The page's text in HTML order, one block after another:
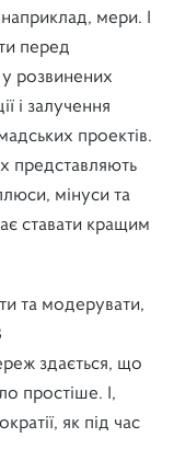
мери. І
перед
розвинених
і залучення
проектів.
представляють
мінуси та
ставати кращим
та модерувати,
здається, що
простіше. І,
як під час